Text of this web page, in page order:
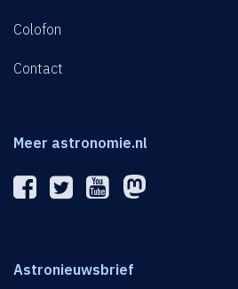
Colofon
Contact
Meer astronomie.nl
Astronieuwsbrief